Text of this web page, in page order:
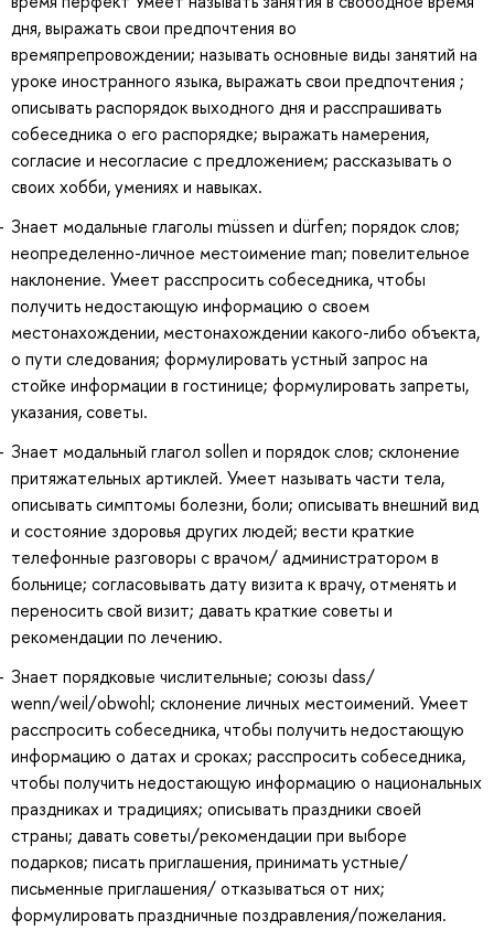
дня, выражать свои предпочтения во
времяпрепровождении; называть основные виды занятий на
уроке иностранного языка, выражать свои предпочтения ;
описывать распорядок выходного дня и расспрашивать
собеседника о его распорядке; выражать намерения,
согласие и несогласие с предложением; рассказывать о
своих хобби, умениях и навыках.
Знает модальные глаголы müssen и dürfen; порядок слов;
неопределенно-личное местоимение man; повелительное
наклонение. Умеет расспросить собеседника, чтобы
получить недостающую информацию о своем
местонахождении, местонахождении какого-либо объекта,
о пути следования; формулировать устный запрос на
стойке информации в гостинице; формулировать запреты,
указания, советы.
Знает модальный глагол sollen и порядок слов; склонение
притяжательных артиклей. Умеет называть части тела,
описывать симптомы болезни, боли; описывать внешний вид
и состояние здоровья других людей; вести краткие
телефонные разговоры с врачом/ администратором в
больнице; согласовывать дату визита к врачу, отменять и
переносить свой визит; давать краткие советы и
рекомендации по лечению.
Знает порядковые числительные; союзы dass/
wenn/weil/obwohl; склонение личных местоимений. Умеет
расспросить собеседника, чтобы получить недостающую
информацию о датах и сроках; расспросить собеседника,
чтобы получить недостающую информацию о национальных
праздниках и традициях; описывать праздники своей
страны; давать советы/рекомендации при выборе
подарков; писать приглашения, принимать устные/
письменные приглашения/ отказываться от них;
формулировать праздничные поздравления/пожелания.